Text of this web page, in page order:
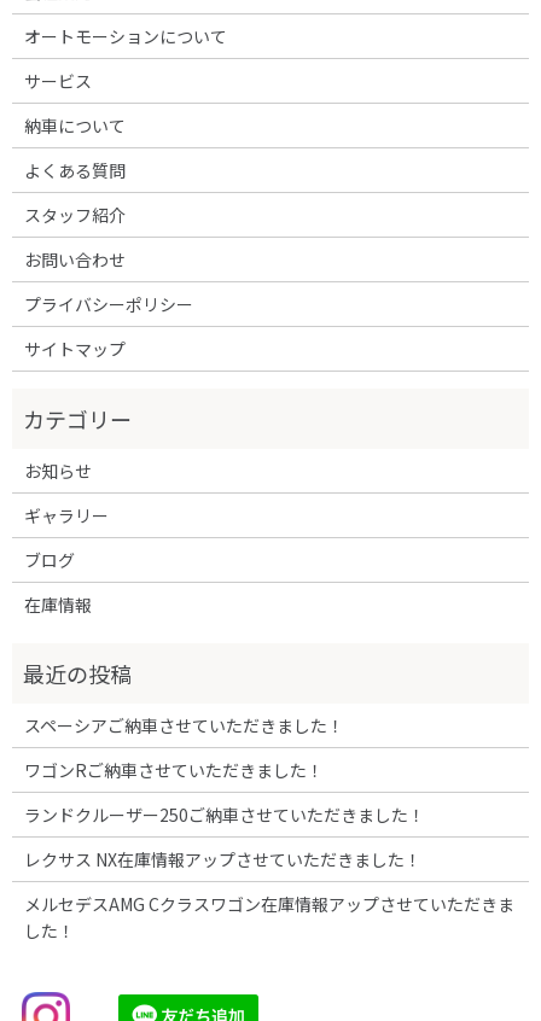
オートモーションについて
サービス
納車について
よくある質問
スタッフ紹介
お問い合わせ
プライバシーポリシー
サイトマップ
お知らせ
ギャラリー
ブログ
在庫情報
スペーシアご納車させていただきました！
ワゴンRご納車させていただきました！
ランドクルーザー250ご納車させていただきました！
レクサス NX在庫情報アップさせていただきました！
メルセデスAMG Cクラスワゴン在庫情報アップさせていただきま
した！